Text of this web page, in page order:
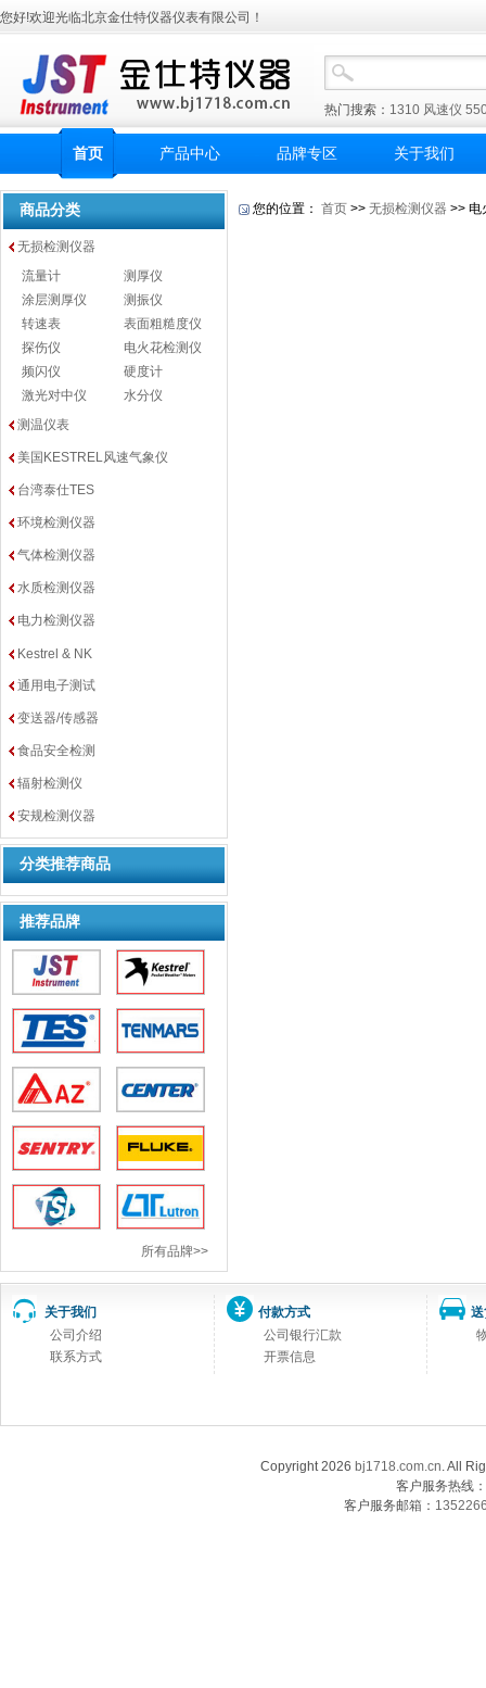
您好!欢迎光临北京金仕特仪器仪表有限公司！
热门搜索： 1310 风速仪
首页 产品中心 品牌专区 关于我们
商品分类
无损检测仪器
流量计
测厚仪
涂层测厚仪
测振仪
转速表
表面粗糙度仪
探伤仪
电火花检测仪
频闪仪
硬度计
激光对中仪
水分仪
测温仪表
美国KESTREL风速气象仪
台湾泰仕TES
环境检测仪器
气体检测仪器
水质检测仪器
电力检测仪器
Kestrel & NK
通用电子测试
变送器/传感器
食品安全检测
辐射检测仪
安规检测仪器
分类推荐商品
推荐品牌
所有品牌>>
您的位置： 首页 >> 无损检测仪器 >> 电
关于我们
公司介绍
联系方式
付款方式
公司银行汇款
开票信息
Copyright 2026 bj1718.com.cn. All
客户服务热线
客户服务邮箱：